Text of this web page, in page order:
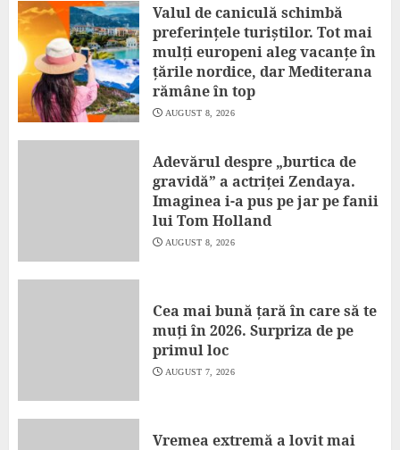
Valul de caniculă schimbă
preferințele turiștilor. Tot mai
mulți europeni aleg vacanțe în
țările nordice, dar Mediterana
rămâne în top
AUGUST 8, 2026
Adevărul despre „burtica de
gravidă” a actriței Zendaya.
Imaginea i-a pus pe jar pe fanii
lui Tom Holland
AUGUST 8, 2026
Cea mai bună țară în care să te
muți în 2026. Surpriza de pe
primul loc
AUGUST 7, 2026
Vremea extremă a lovit mai